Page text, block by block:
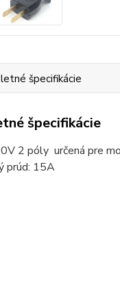
špecifikácie
špecifikácie
2 póly určená pre
prúd: 15A